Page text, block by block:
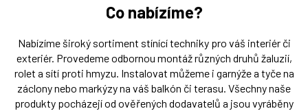
Co nabízíme?
Nabízíme široký sortiment stínící techniky pro váš interiér či
exteriér. Provedeme odbornou montáž různých druhů žaluzií,
rolet a sítí proti hmyzu. Instalovat můžeme i garnýže a tyče na
záclony nebo markýzy na váš balkón či terasu. Všechny naše
produkty pocházejí od ověřených dodavatelů a jsou vyráběny